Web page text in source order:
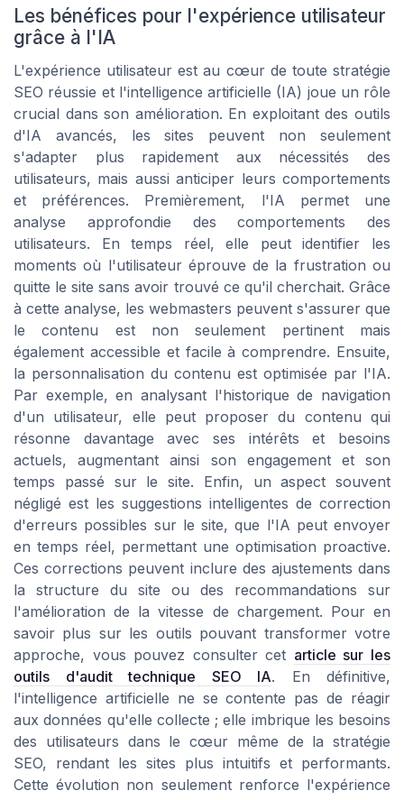
Les bénéfices pour l'expérience utilisateur
grâce à l'IA
L'expérience utilisateur est au cœur de toute stratégie
SEO réussie et l'intelligence artificielle (IA) joue un rôle
crucial dans son amélioration. En exploitant des outils
d'IA avancés, les sites peuvent non seulement
s'adapter plus rapidement aux nécessités des
utilisateurs, mais aussi anticiper leurs comportements
et préférences. Premièrement, l'IA permet une
analyse approfondie des comportements des
utilisateurs. En temps réel, elle peut identifier les
moments où l'utilisateur éprouve de la frustration ou
quitte le site sans avoir trouvé ce qu'il cherchait. Grâce
à cette analyse, les webmasters peuvent s'assurer que
le contenu est non seulement pertinent mais
également accessible et facile à comprendre. Ensuite,
la personnalisation du contenu est optimisée par l'IA.
Par exemple, en analysant l'historique de navigation
d'un utilisateur, elle peut proposer du contenu qui
résonne davantage avec ses intérêts et besoins
actuels, augmentant ainsi son engagement et son
temps passé sur le site. Enfin, un aspect souvent
négligé est les suggestions intelligentes de correction
d'erreurs possibles sur le site, que l'IA peut envoyer
en temps réel, permettant une optimisation proactive.
Ces corrections peuvent inclure des ajustements dans
la structure du site ou des recommandations sur
l'amélioration de la vitesse de chargement. Pour en
savoir plus sur les outils pouvant transformer votre
approche, vous pouvez consulter cet article sur les
outils d'audit technique SEO IA. En définitive,
l'intelligence artificielle ne se contente pas de réagir
aux données qu'elle collecte ; elle imbrique les besoins
des utilisateurs dans le cœur même de la stratégie
SEO, rendant les sites plus intuitifs et performants.
Cette évolution non seulement renforce l'expérience